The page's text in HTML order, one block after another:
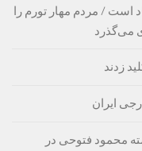
است / مردم مهار تورم را
می‌گذرد
زدند
ایران
محمود فتوحی در